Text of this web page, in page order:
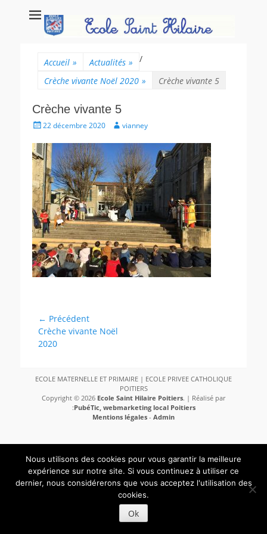
Ecole Saint Hilaire
Poitiers
Ecole maternelle et primaire, école privée catholique à Poitiers.
Accueil » Actualités »
/
Crèche vivante Noël 2020 » Crèche vivante 5
Crèche vivante 5
Posté22 décembre 2020 Auteur
vianney
Navigation
de
l’article
← Précédent
Article
précédent :
Crèche vivante Noël
2020
ECOLE MATERNELLE ET PRIMAIRE | ECOLE PRIVEE CATHOLIQUE
POITIERS
Copyright © 2026 Ecole Saint Hilaire Poitiers. | Réalisé par
:PubéTic, webmarketing local Poitiers
Mentions légales - Admin
Nous utilisons des cookies pour vous garantir la meilleure
expérience sur notre site. Si vous continuez à utiliser ce
dernier, nous considérerons que vous acceptez l'utilisation des
cookies.
Ok